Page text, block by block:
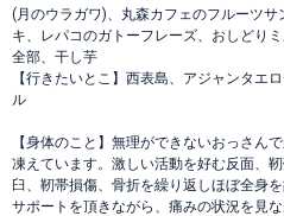
(月のウラガワ)、丸森カフェのフルーツ
キ、レパコのガトーフレーズ、おしどり
全部、干し芋
【行きたいとこ】西表島、アジャンタエ
ル
【身体のこと】無理ができないおっさん
凍えています。激しい活動を好む反面、
臼、靭帯損傷、骨折を繰り返しほぼ全身
サポートを頂きながら、痛みの状況を見